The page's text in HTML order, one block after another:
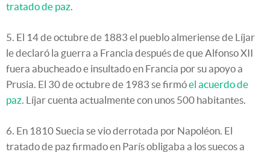
tratado de paz.
5. El 14 de octubre de 1883 el pueblo almeriense de Líjar
le declaró la guerra a Francia después de que Alfonso XII
fuera abucheado e insultado en Francia por su apoyo a
Prusia. El 30 de octubre de 1983 se firmóel acuerdo de
paz. Líjar cuenta actualmente con unos 500 habitantes.
6. En 1810 Suecia se vio derrotada por Napoléon. El
tratado de paz firmado en París obligaba a los suecos a